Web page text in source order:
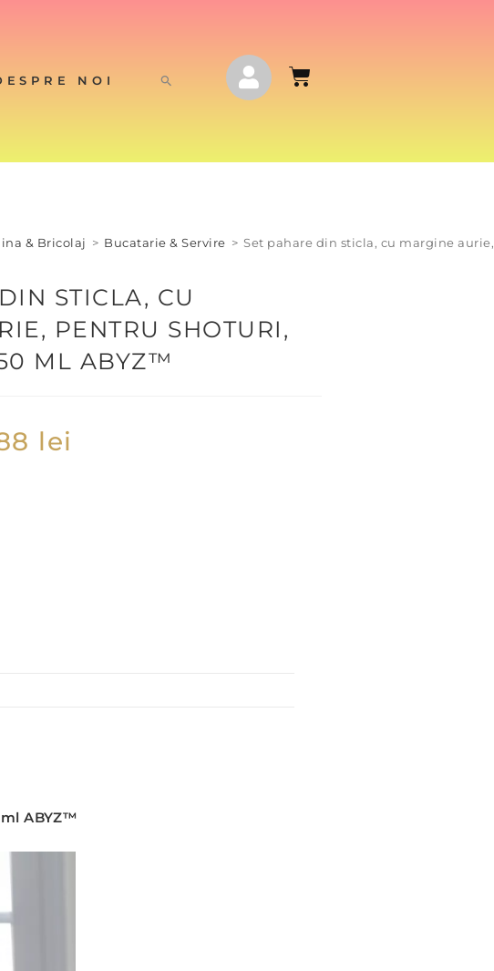
NOI
& Bricolaj > Bucatarie & Servire > Set pahare din sticla, cu margine
STICLA, CU
PENTRU SHOTURI,
ML ABYZ™
lei
ABYZ™